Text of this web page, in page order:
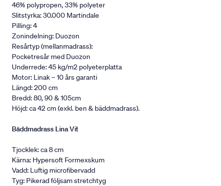
46% polypropen, 33% polyeter
Slitstyrka: 30.000 Martindale
Pilling: 4
Zonindelning: Duozon
Resårtyp (mellanmadrass):
Pocketresår med Duozon
Underrede: 45 kg/m2 polyeterplatta
Motor: Linak – 10 års garanti
Längd: 200 cm
Bredd: 80, 90 & 105cm
Höjd: ca 42 cm (exkl. ben & bäddmadrass).
Bäddmadrass Lina Vit
Tjocklek: ca 8 cm
Kärna: Hypersoft Formexskum
Vadd: Luftig microfibervadd
Tyg: Pikerad följsam stretchtyg